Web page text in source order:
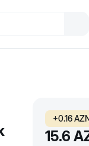
+0.16
15.6